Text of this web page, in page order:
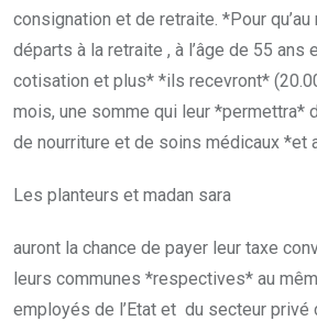
consignation et de retraite. *Pour
départs à la retraite , à l’âge de 55 ans
cotisation et plus* *ils recevront*
mois, une somme qui leur *permettra*
de nourriture et de soins médicaux *et
Les planteurs et madan sara
auront la chance de payer leur taxe
leurs communes *respectives* au
employés de l’Etat et du secteur privé